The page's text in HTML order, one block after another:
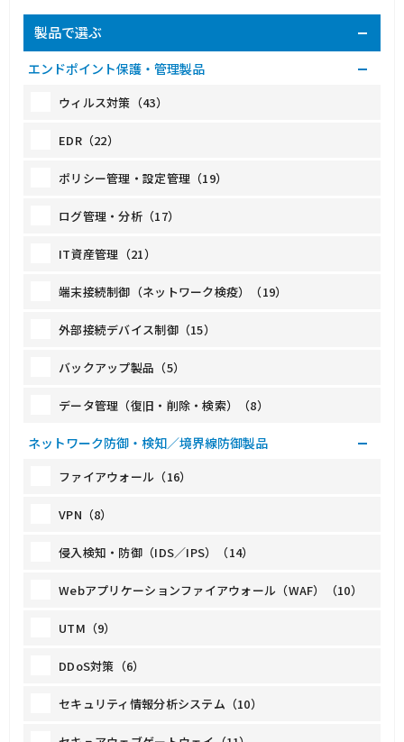
製品で選ぶ
エンドポイント保護・管理製品
ウィルス対策（43）
EDR（22）
ポリシー管理・設定管理（19）
ログ管理・分析（17）
IT資産管理（21）
端末接続制御（ネットワーク検疫）（19）
外部接続デバイス制御（15）
バックアップ製品（5）
データ管理（復旧・削除・検索）（8）
ネットワーク防御・検知／境界線防御製品
ファイアウォール（16）
VPN（8）
侵入検知・防御（IDS／IPS）（14）
Webアプリケーションファイアウォール（WAF）（10）
UTM（9）
DDoS対策（6）
セキュリティ情報分析システム（10）